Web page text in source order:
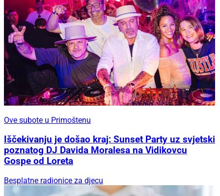
Ove subote u Primoštenu
Iščekivanju je došao kraj: Sunset Party uz svjetski
poznatog DJ Davida Moralesa na Vidikovcu
Gospe od Loreta
Besplatne radionice za djecu